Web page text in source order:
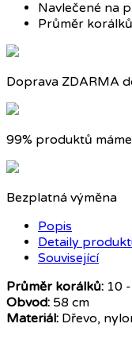
Navlečené na
Průměr
Doprava ZDARMA
99% produktů
Bezplatná výměna
Popis
Detaily
Související
Průměr korálků: 10
Obvod: 58 cm
Materiál: Dřevo,